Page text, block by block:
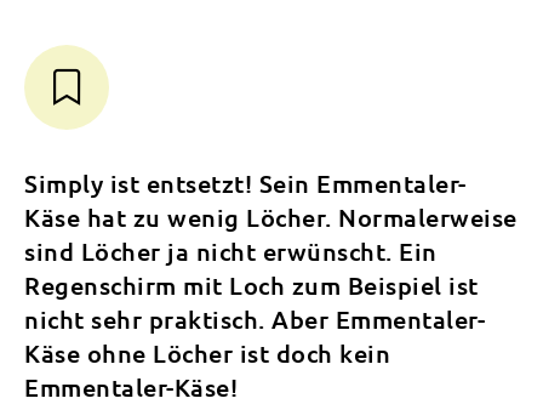
Simply ist entsetzt! Sein Emmentaler-
Käse hat zu wenig Löcher. Normalerweise
sind Löcher ja nicht erwünscht. Ein
Regenschirm mit Loch zum Beispiel ist
nicht sehr praktisch. Aber Emmentaler-
Käse ohne Löcher ist doch kein
Emmentaler-Käse!